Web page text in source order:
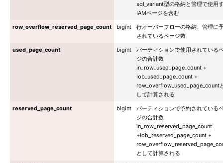
sql_variant型の格納と管理で使用
IAMページを含む
row_overflow_reserved_page_count
bigint
行オーバーフローの格納、管理に
されているページ数
used_page_count
bigint
パーティションで使用されている
ジの合計数
in_row_used_page_count +
lob_used_page_count +
row_overflow_used_page_count
して計算される
reserved_page_count
bigint
パーティションで予約されている
ジの合計数
in_row_reserved_page_count
+lob_reserved_page_count +
として計算される